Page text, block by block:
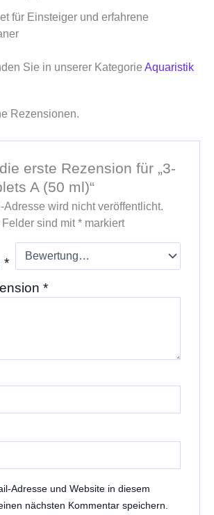
für Einsteiger und erfahrene
Sie in unserer Kategorie Aquaristik
Rezensionen.
erste Rezension für „3-
A (50 ml)“
Adresse wird nicht veröffentlicht.
Felder sind mit*markiert
*
*
Adresse und Website in diesem
nächsten Kommentar speichern.